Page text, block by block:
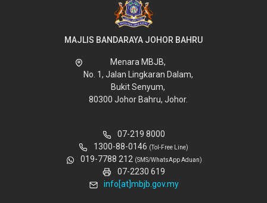
MAJLIS BANDARAYA JOHOR BAHRU
Menara MBJB,
No. 1, Jalan Lingkaran Dalam,
Bukit Senyum,
80300 Johor Bahru, Johor.
07-219 8000
1300-88-0146 (Tol-Free Line)
019-7788 212 (SMS/WhatsApp Aduan)
07-2230 619
info[at]mbjb.gov.my